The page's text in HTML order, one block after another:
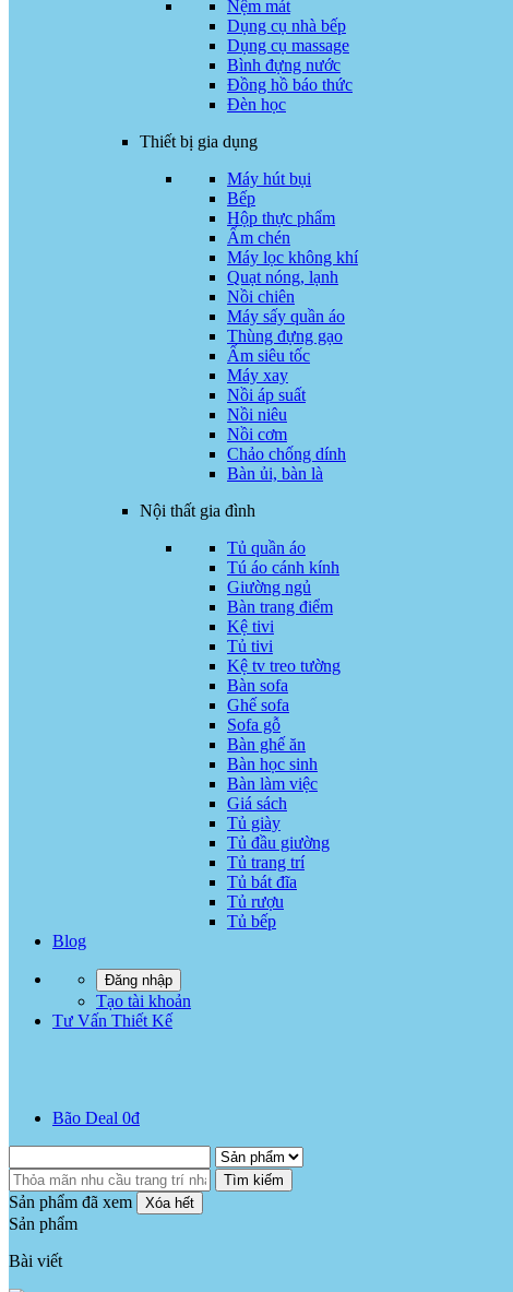
Nệm mát
Dụng cụ nhà bếp
Dụng cụ massage
Bình đựng nước
Đồng hồ báo thức
Đèn học
Thiết bị gia dụng
Máy hút bụi
Bếp
Hộp thực phẩm
Ấm chén
Máy lọc không khí
Quạt nóng, lạnh
Nồi chiên
Máy sấy quần áo
Thùng đựng gạo
Ấm siêu tốc
Máy xay
Nồi áp suất
Nồi niêu
Nồi cơm
Chảo chống dính
Bàn ủi, bàn là
Nội thất gia đình
Tủ quần áo
Tú áo cánh kính
Giường ngủ
Bàn trang điểm
Kệ tivi
Tủ tivi
Kệ tv treo tường
Bàn sofa
Ghế sofa
Sofa gỗ
Bàn ghế ăn
Bàn học sinh
Bàn làm việc
Giá sách
Tủ giày
Tủ đầu giường
Tủ trang trí
Tủ bát đĩa
Tủ rượu
Tủ bếp
Blog
Đăng nhập
Tạo tài khoản
Tư Vấn Thiết Kế
Bão Deal 0đ
Tìm kiếm
Sản phẩm đã xem Xóa hết
Sản phẩm
Bài viết